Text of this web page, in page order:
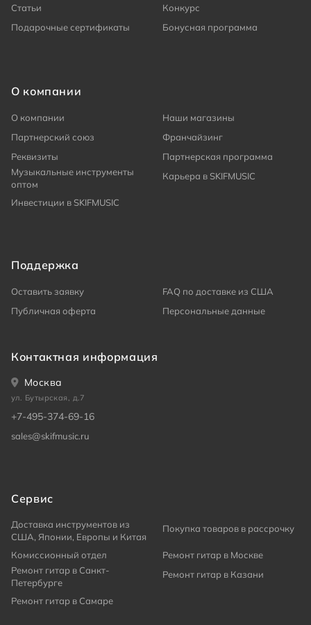
Статьи
Конкурс
Подарочные сертификаты
Бонусная программа
О компании
О компании
Наши магазины
Партнерский союз
Франчайзинг
Реквизиты
Партнерская программа
Музыкальные инструменты
оптом
Карьера в SKIFMUSIC
Инвестиции в SKIFMUSIC
Поддержка
Оставить заявку
FAQ по доставке из США
Публичная оферта
Персональные данные
Контактная информация
Москва
ул. Бутырская, д.7
+7-495-374-69-16
sales@skifmusic.ru
Сервис
Доставка инструментов из
США, Японии, Европы и Китая
Покупка товаров в рассрочку
Комиссионный отдел
Ремонт гитар в Москве
Ремонт гитар в Санкт-
Петербурге
Ремонт гитар в Казани
Ремонт гитар в Самаре